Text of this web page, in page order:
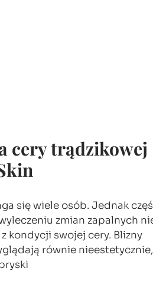
cery trądzikowej
się wiele osób. Jednak
zmian zapalnych
kondycji swojej cery. Blizny
równie nieestetycznie,